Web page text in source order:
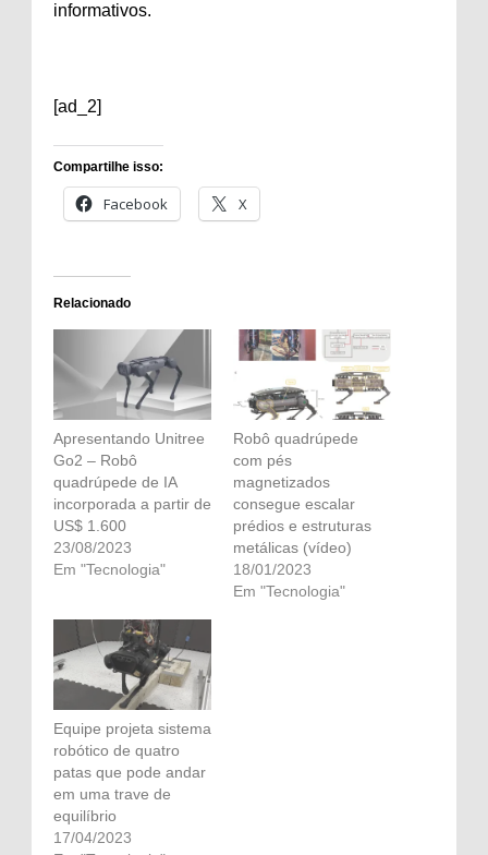
informativos.
[ad_2]
Compartilhe isso:
Facebook X
Relacionado
Apresentando Unitree
Go2 – Robô
quadrúpede de IA
incorporada a partir de
US$ 1.600
23/08/2023
Em "Tecnologia"
Robô quadrúpede
com pés
magnetizados
consegue escalar
prédios e estruturas
metálicas (vídeo)
18/01/2023
Em "Tecnologia"
Equipe projeta sistema
robótico de quatro
patas que pode andar
em uma trave de
equilíbrio
17/04/2023